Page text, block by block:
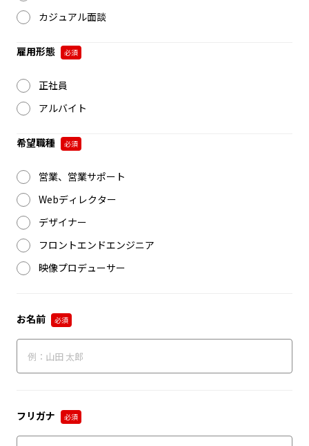
カジュアル面談
雇用形態 必須
正社員
アルバイト
希望職種 必須
営業、営業サポート
Webディレクター
デザイナー
フロントエンドエンジニア
映像プロデューサー
お名前 必須
フリガナ 必須